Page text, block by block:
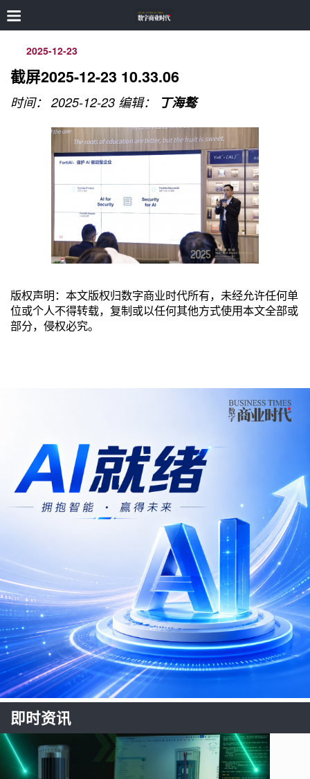
2025-12-23
截屏2025-12-23 10.33.06
时间： 2025-12-23 编辑： 丁海骜
版权声明：本文版权归数字商业时代所有，未经允许任何单
位或个人不得转载，复制或以任何其他方式使用本文全部或
部分，侵权必究。
即时资讯